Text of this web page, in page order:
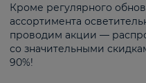
Кроме регулярного
ассортимента
проводим акции —
со значительными
90%!